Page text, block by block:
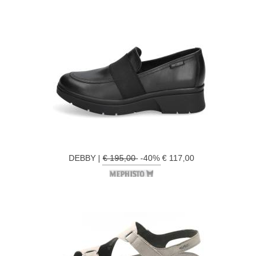
DEBBY | € 195,00-40% € 117,00